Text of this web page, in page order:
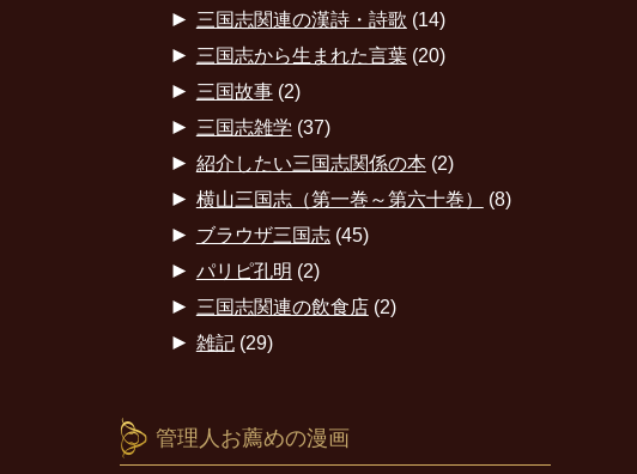
► 三国志関連の漢詩・詩歌 (14)
► 三国志から生まれた言葉(20)
► 三国故事(2)
► 三国志雑学 (37)
► 紹介したい三国志関係の本(2)
► 横山三国志（第一巻～第六十巻） (8)
► ブラウザ三国志(45)
► パリピ孔明 (2)
► 三国志関連の飲食店(2)
► 雑記(29)
管理人お薦めの漫画